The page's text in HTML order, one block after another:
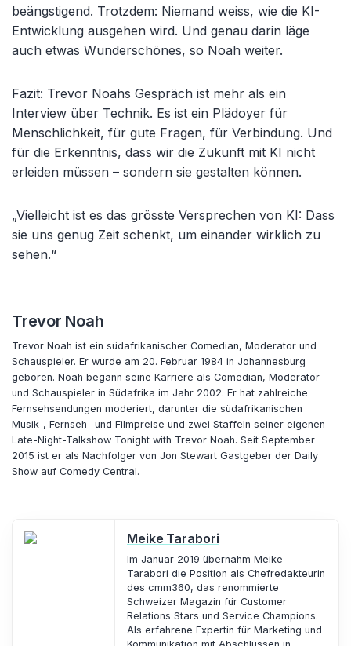
beängstigend. Trotzdem: Niemand weiss, wie die KI-
Entwicklung ausgehen wird. Und genau darin läge
auch etwas Wunderschönes, so Noah weiter.
Fazit: Trevor Noahs Gespräch ist mehr als ein
Interview über Technik. Es ist ein Plädoyer für
Menschlichkeit, für gute Fragen, für Verbindung. Und
für die Erkenntnis, dass wir die Zukunft mit KI nicht
erleiden müssen – sondern sie gestalten können.
„Vielleicht ist es das grösste Versprechen von KI: Dass
sie uns genug Zeit schenkt, um einander wirklich zu
sehen.“
Trevor Noah
Trevor Noah ist ein südafrikanischer Comedian, Moderator und
Schauspieler. Er wurde am 20. Februar 1984 in Johannesburg
geboren. Noah begann seine Karriere als Comedian, Moderator
und Schauspieler in Südafrika im Jahr 2002. Er hat zahlreiche
Fernsehsendungen moderiert, darunter die südafrikanischen
Musik-, Fernseh- und Filmpreise und zwei Staffeln seiner eigenen
Late-Night-Talkshow Tonight with Trevor Noah. Seit September
2015 ist er als Nachfolger von Jon Stewart Gastgeber der Daily
Show auf Comedy Central.
Meike Tarabori
Im Januar 2019 übernahm Meike
Tarabori die Position als Chefredakteurin
des cmm360, das renommierte
Schweizer Magazin für Customer
Relations Stars und Service Champions.
Als erfahrene Expertin für Marketing und
Kommunikation mit Abschlüssen in